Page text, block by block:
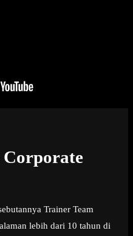
Corporate
Trainer Team
lebih dari 10 tahun di